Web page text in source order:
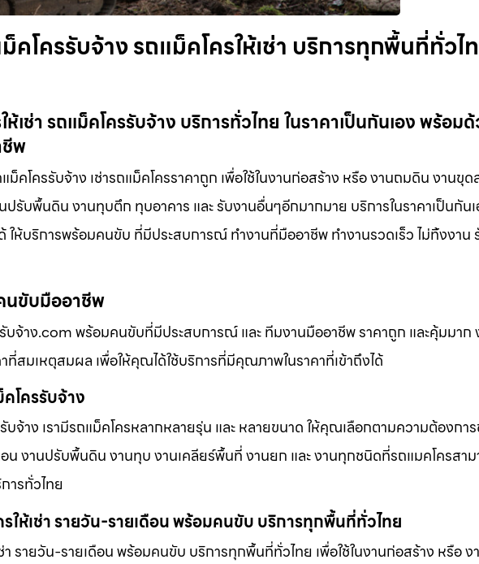
คโครรับจ้าง รถแม็คโครให้เช่า บริการทุกพื้นที่ทั่วไ
ห้เช่า รถแม็คโครรับจ้าง บริการทั่วไทย ในราคาเป็นกันเอง พร้อม
พ
แม็คโครรับจ้าง เช่ารถแม็คโครราคาถูก เพื่อใช้ในงานก่อสร้าง หรือ งานถมดิน งานขุด
รับพื้นดิน งานทุบตึก ทุบอาคาร และ รับงานอื่นๆอีกมากมาย บริการในราคาเป็นกัน
ให้บริการพร้อมคนขับ ที่มีประสบการณ์ ทำงานที่มืออาชีพ ทำงานรวดเร็ว ไม่ทิ้งงาน
นขับมืออาชีพ
รับจ้าง.com พร้อมคนขับที่มีประสบการณ์ และ ทีมงานมืออาชีพ ราคาถูก และคุ้มมาก
ที่สมเหตุสมผล เพื่อให้คุณได้ใช้บริการที่มีคุณภาพในราคาที่เข้าถึงได้
โครรับจ้าง
บจ้าง เรามีรถแม็คโครหลากหลายรุ่น และ หลายขนาด ให้คุณเลือกตามความต้องกา
น งานปรับพื้นดิน งานทุบ งานเคลียร์พื้นที่ งานยก และ งานทุกชนิดที่รถแมคโครสาม
ารทั่วไทย
ให้เช่า รายวัน-รายเดือน พร้อมคนขับ บริการทุกพื้นที่ทั่วไทย
รายวัน-รายเดือน พร้อมคนขับ บริการทุกพื้นที่ทั่วไทย เพื่อใช้ในงานก่อสร้าง หรือ